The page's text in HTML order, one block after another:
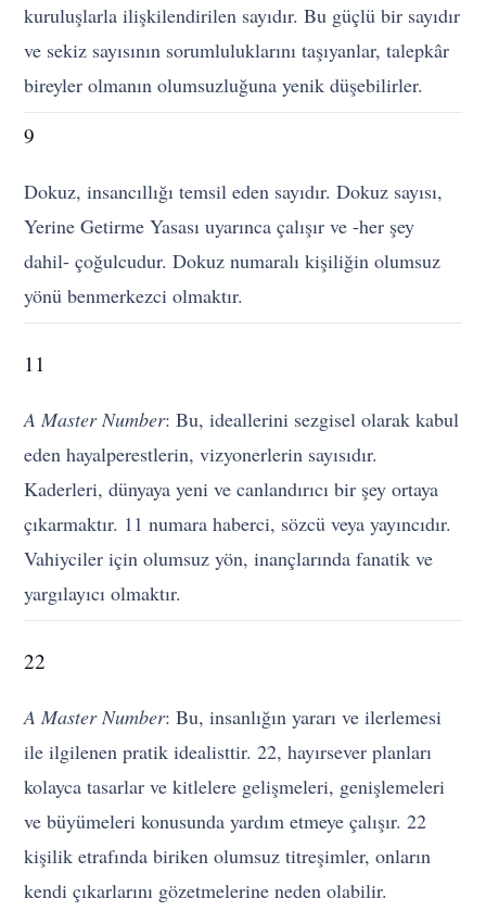
kuruluşlarla ilişkilendirilen sayıdır. Bu güçlü bir sayıdır
ve sekiz sayısının sorumluluklarını taşıyanlar, talepkâr
bireyler olmanın olumsuzluğuna yenik düşebilirler.
9
Dokuz, insancıllığı temsil eden sayıdır. Dokuz sayısı,
Yerine Getirme Yasası uyarınca çalışır ve -her şey
dahil- çoğulcudur. Dokuz numaralı kişiliğin olumsuz
yönü benmerkezci olmaktır.
11
A Master Number: Bu, ideallerini sezgisel olarak kabul
eden hayalperestlerin, vizyonerlerin sayısıdır.
Kaderleri, dünyaya yeni ve canlandırıcı bir şey ortaya
çıkarmaktır. 11 numara haberci, sözcü veya yayıncıdır.
Vahiyciler için olumsuz yön, inançlarında fanatik ve
yargılayıcı olmaktır.
22
A Master Number: Bu, insanlığın yararı ve ilerlemesi
ile ilgilenen pratik idealisttir. 22, hayırsever planları
kolayca tasarlar ve kitlelere gelişmeleri, genişlemeleri
ve büyümeleri konusunda yardım etmeye çalışır. 22
kişilik etrafında biriken olumsuz titreşimler, onların
kendi çıkarlarını gözetmelerine neden olabilir.